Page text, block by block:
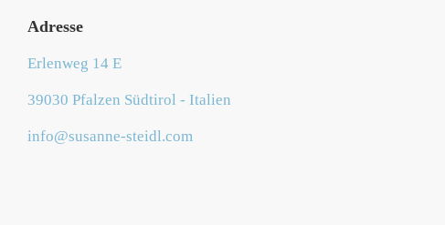
Adresse
Erlenweg 14 E
39030 Pfalzen Südtirol - Italien
info@susanne-steidl.com